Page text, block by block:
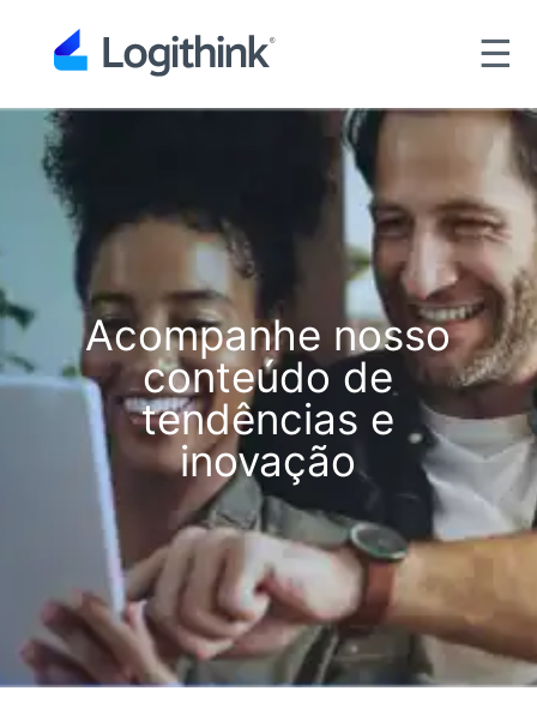
☰
Acompanhe nosso
conteúdo de
tendências e
inovação